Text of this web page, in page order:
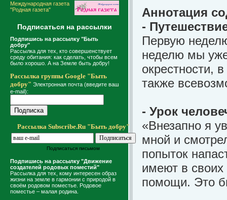
Международная газета
"Родная газета"
Подписаться на рассылки
Подпишись на рассылку "Быть
добру"
Рассылка для тех, кто совершенствует
среду обитания: как сделать, чтобы всем
было хорошо. А на Земле быть добру!
Рассылка группы Google "Быть
добру" Электронная почта (введите ваш
e-mail):
Рассылка Subscribe.Ru "Быть добру"
Подписаться письмом
Подпишись на рассылку "Движение
создателей родовых поместий"
Рассылка для тех, кому интересен образ
жизни на земле в гармонии с природой в
своём родовом поместье. Родовое
поместье – малая родина.
Аннотация
-
Первую
неделю мы
окрестности,
также
- Урок
«Внезапно я
мной и
попыток
имеют в своих
помощи. Это